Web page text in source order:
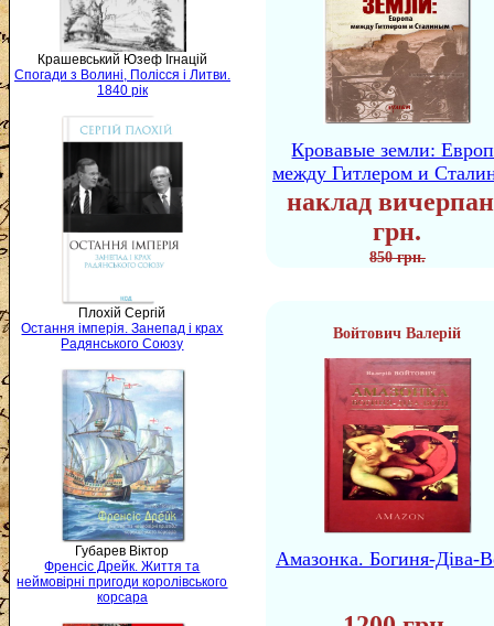
Крашевський Юзеф Ігнацій
Спогади з Волині, Полісся і Литви.
1840 рік
Плохій Сергій
Остання імперія. Занепад і крах
Радянського Союзу
Губарев Віктор
Френсіс Дрейк. Життя та
неймовірні пригоди королівського
корсара
Кровавые земли:
между Гитлером и
наклад
грн.
850 грн.
Войтович Валерій
Амазонка. Богиня-Діва-